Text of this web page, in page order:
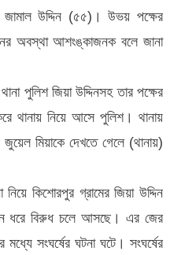
উদ্দিন (৫৫)। উভয় পক্ষের
অবস্থা আশংঙ্কাজনক বলে জানা
পুলিশ জিয়া উদ্দিনসহ তার পক্ষের
থানায় নিয়ে আসে পুলিশ। থানায়
মিয়াকে দেখতে গেলে (থানায়)
কিশোরপুর গ্রামের জিয়া উদ্দিন
ধরে বিরুধ চলে আসছে। এর জের
সংঘর্ষের ঘটনা ঘটে। সংঘর্ষের